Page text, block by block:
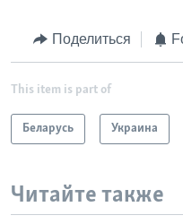
Поделиться
This item is part of
Беларусь Украина
Читайте также